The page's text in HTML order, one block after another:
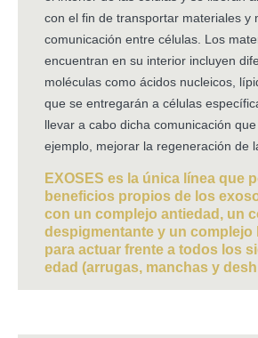
con el fin de transportar materiales y
comunicación entre células. Los
encuentran en su interior incluyen
moléculas como ácidos nucleicos,
que se entregarán a células
llevar a cabo dicha comunicación
ejemplo, mejorar la regeneración de
EXOSES es la única línea que
beneficios propios de los
con un complejo antiedad, un
despigmentante y un complejo
para actuar frente a todos los
edad (arrugas, manchas y